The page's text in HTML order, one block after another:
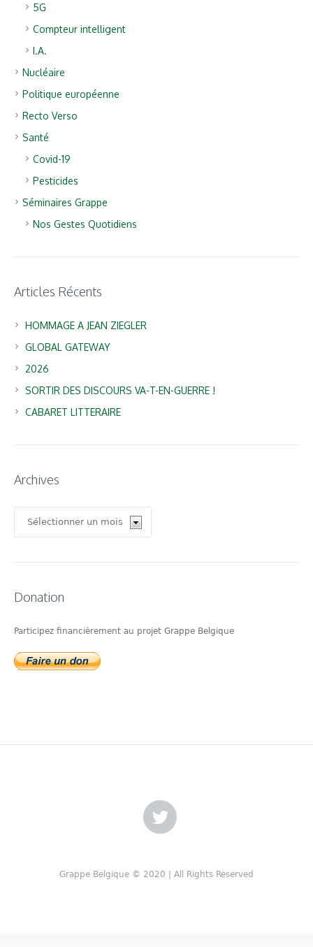
5G
Compteur intelligent
I.A.
Nucléaire
Politique européenne
Recto Verso
Santé
Covid-19
Pesticides
Séminaires Grappe
Nos Gestes Quotidiens
Articles Récents
HOMMAGE A JEAN ZIEGLER
GLOBAL GATEWAY
2026
SORTIR DES DISCOURS VA-T-EN-GUERRE !
CABARET LITTERAIRE
Archives
Donation
Participez financièrement au projet Grappe Belgique
Grappe Belgique © 2020 | All Rights Reserved